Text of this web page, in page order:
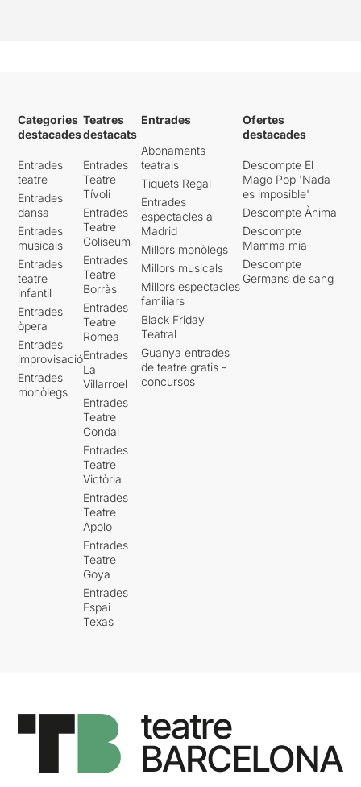
Categories
destacades
Entrades
teatre
Entrades
dansa
Entrades
musicals
Entrades
teatre
infantil
Entrades
òpera
Entrades
improvisació
Entrades
monòlegs
Teatres
destacats
Entrades
Teatre
Tívoli
Entrades
Teatre
Coliseum
Entrades
Teatre
Borràs
Entrades
Teatre
Romea
Entrades
La
Villarroel
Entrades
Teatre
Condal
Entrades
Teatre
Victòria
Entrades
Teatre
Apolo
Entrades
Teatre
Goya
Entrades
Espai
Texas
Entrades
Abonaments
teatrals
Tiquets Regal
Entrades
espectacles a
Madrid
Millors monòlegs
Millors musicals
Millors espectacles
familiars
Black Friday
Teatral
Guanya entrades
de teatre gratis -
concursos
Ofertes
destacades
Descompte El
Mago Pop 'Nada
es imposible'
Descompte Ànima
Descompte
Mamma mia
Descompte
Germans de sang